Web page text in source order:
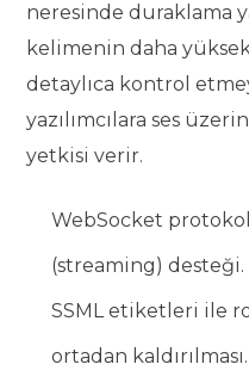
neresinde duraklama
kelimenin daha
detaylıca kontrol
yazılımcılara ses
yetkisi verir.
WebSocket
(streaming) desteği.
SSML etiketleri ile
ortadan kaldırılması.